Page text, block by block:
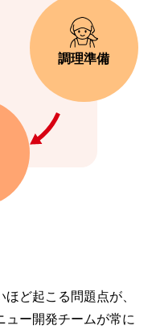
調理準備
ど起こる問題点が、
ュー開発チームが常に